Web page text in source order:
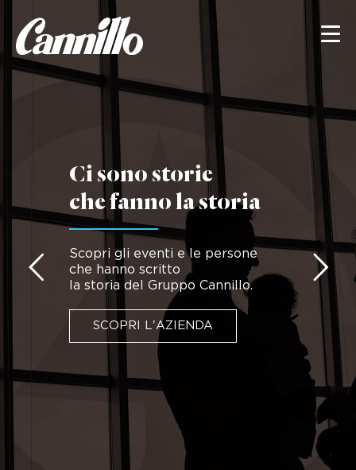
Ci sono storie
che fanno la storia
Scopri gli eventi e le persone
che hanno scritto
la storia del Gruppo Cannillo.
SCOPRI L'AZIENDA